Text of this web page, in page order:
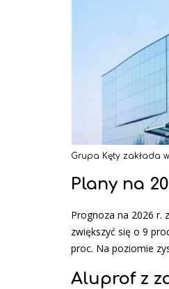
Grupa Kęty zakłada
Plany na
Prognoza na 2026 r.
zwiększyć się o 9
proc. Na poziomie
Aluprof z